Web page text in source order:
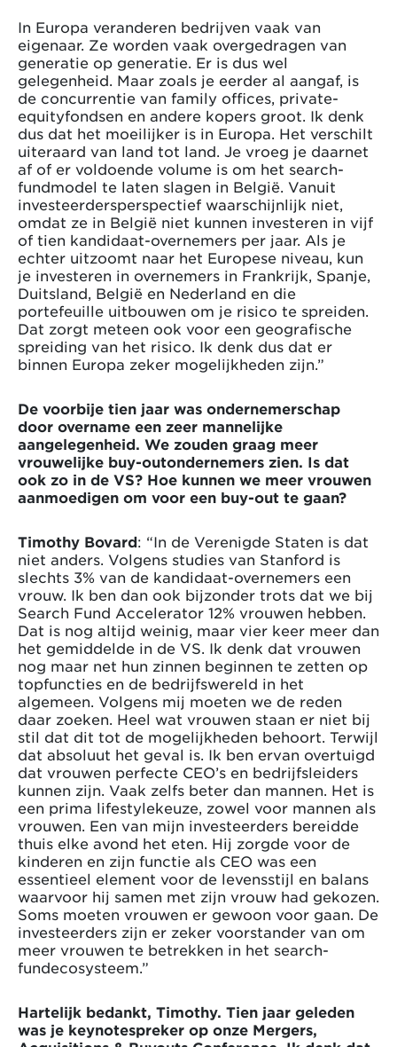
In Europa veranderen bedrijven vaak van
eigenaar. Ze worden vaak overgedragen van
generatie op generatie. Er is dus wel
gelegenheid. Maar zoals je eerder al aangaf, is
de concurrentie van family offices, private-
equityfondsen en andere kopers groot. Ik denk
dus dat het moeilijker is in Europa. Het verschilt
uiteraard van land tot land. Je vroeg je daarnet
af of er voldoende volume is om het search-
fundmodel te laten slagen in België. Vanuit
investeerdersperspectief waarschijnlijk niet,
omdat ze in België niet kunnen investeren in vijf
of tien kandidaat-overnemers per jaar. Als je
echter uitzoomt naar het Europese niveau, kun
je investeren in overnemers in Frankrijk, Spanje,
Duitsland, België en Nederland en die
portefeuille uitbouwen om je risico te spreiden.
Dat zorgt meteen ook voor een geografische
spreiding van het risico. Ik denk dus dat er
binnen Europa zeker mogelijkheden zijn.”
De voorbije tien jaar was ondernemerschap
door overname een zeer mannelijke
aangelegenheid. We zouden graag meer
vrouwelijke buy-outondernemers zien. Is dat
ook zo in de VS? Hoe kunnen we meer vrouwen
aanmoedigen om voor een buy-out te gaan?
Timothy Bovard: “In de Verenigde Staten is dat
niet anders. Volgens studies van Stanford is
slechts 3% van de kandidaat-overnemers een
vrouw. Ik ben dan ook bijzonder trots dat we bij
Search Fund Accelerator 12% vrouwen hebben.
Dat is nog altijd weinig, maar vier keer meer dan
het gemiddelde in de VS. Ik denk dat vrouwen
nog maar net hun zinnen beginnen te zetten op
topfuncties en de bedrijfswereld in het
algemeen. Volgens mij moeten we de reden
daar zoeken. Heel wat vrouwen staan er niet bij
stil dat dit tot de mogelijkheden behoort. Terwijl
dat absoluut het geval is. Ik ben ervan overtuigd
dat vrouwen perfecte CEO’s en bedrijfsleiders
kunnen zijn. Vaak zelfs beter dan mannen. Het is
een prima lifestylekeuze, zowel voor mannen als
vrouwen. Een van mijn investeerders bereidde
thuis elke avond het eten. Hij zorgde voor de
kinderen en zijn functie als CEO was een
essentieel element voor de levensstijl en balans
waarvoor hij samen met zijn vrouw had gekozen.
Soms moeten vrouwen er gewoon voor gaan. De
investeerders zijn er zeker voorstander van om
meer vrouwen te betrekken in het search-
fundecosysteem.”
Hartelijk bedankt, Timothy. Tien jaar geleden
was je keynotespreker op onze Mergers,